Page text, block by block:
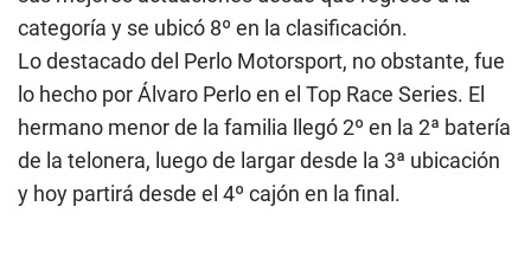
categoría y se ubicó 8º en la clasificación.
Lo destacado del Perlo Motorsport, no obstante, fue
lo hecho por Álvaro Perlo en el Top Race Series. El
hermano menor de la familia llegó 2º en la 2ª batería
de la telonera, luego de largar desde la 3ª ubicación
y hoy partirá desde el 4º cajón en la final.